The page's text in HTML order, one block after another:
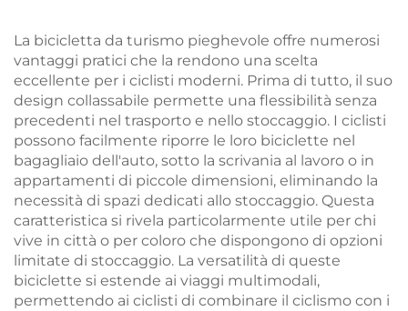
ordinario
La bicicletta da turismo pieghevole offre numerosi
vantaggi pratici che la rendono una scelta
eccellente per i ciclisti moderni. Prima di tutto, il suo
design collassabile permette una flessibilità senza
precedenti nel trasporto e nello stoccaggio. I ciclisti
possono facilmente riporre le loro biciclette nel
bagagliaio dell'auto, sotto la scrivania al lavoro o in
appartamenti di piccole dimensioni, eliminando la
necessità di spazi dedicati allo stoccaggio. Questa
caratteristica si rivela particolarmente utile per chi
vive in città o per coloro che dispongono di opzioni
limitate di stoccaggio. La versatilità di queste
biciclette si estende ai viaggi multimodali,
permettendo ai ciclisti di combinare il ciclismo con i